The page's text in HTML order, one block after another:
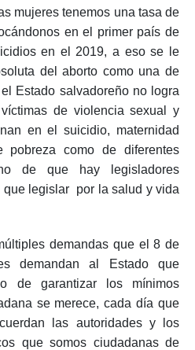
mujeres tenemos una tasa de
en el primer país de
en el 2019, a eso se le
del aborto como una de
Estado salvadoreño no logra
de violencia sexual y
en el suicidio, maternidad
como de diferentes
de que hay legisladores
que legislar por la salud y vida
demandas que el 8 de
demandan al Estado que
de garantizar los mínimos
se merece, cada día que
las autoridades y los
que somos ciudadanas de